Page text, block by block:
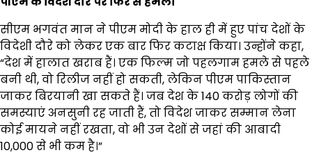
सीएम भगवंत मान ने पीएम मोदी के हाल ही में हुए पांच देशों के
विदेशी दौरे को लेकर एक बार फिर कटाक्ष किया। उन्होंने कहा,
“देश में हालात खराब हैं। एक फिल्म जो पहलगाम हमले से पहले
बनी थी, वो रिलीज नहीं हो सकती, लेकिन पीएम पाकिस्तान
जाकर बिरयानी खा सकते हैं। जब देश के 140 करोड़ लोगों की
समस्याएं अनसुनी रह जाती हैं, तो विदेश जाकर सम्मान लेना
कोई मायने नहीं रखता, वो भी उन देशों से जहां की आबादी
10,000 से भी कम है।”